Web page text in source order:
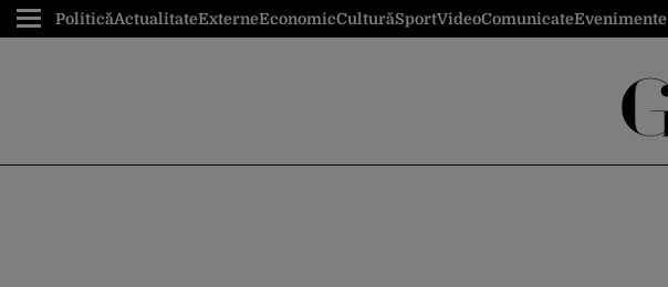
PoliticăActualitateExterneEconomicCulturăSportVideoComunicateEvenimente